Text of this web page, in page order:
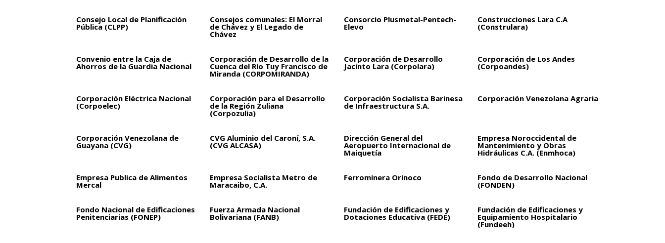
Consejo Local de Planificación
Pública (CLPP)
Consejos comunales: El Morral
de Chávez y El Legado de
Chávez
Consorcio Plusmetal-Pentech-
Elevo
Construcciones Lara C.A
(Construlara)
Convenio entre la Caja de
Ahorros de la Guardia Nacional
Corporación de Desarrollo de la
Cuenca del Río Tuy Francisco de
Miranda (CORPOMIRANDA)
Corporación de Desarrollo
Jacinto Lara (Corpolara)
Corporación de Los Andes
(Corpoandes)
Corporación Eléctrica Nacional
(Corpoelec)
Corporación para el Desarrollo
de la Región Zuliana
(Corpozulia)
Corporación Socialista Barinesa
de Infraestructura S.A.
Corporación Venezolana Agraria
Corporación Venezolana de
Guayana (CVG)
CVG Aluminio del Caroní, S.A.
(CVG ALCASA)
Dirección General del
Aeropuerto Internacional de
Maiquetía
Empresa Noroccidental de
Mantenimiento y Obras
Hidráulicas C.A. (Enmhoca)
Empresa Publica de Alimentos
Mercal
Empresa Socialista Metro de
Maracaibo, C.A.
Ferrominera Orinoco Fondo de Desarrollo Nacional
(FONDEN)
Fondo Nacional de Edificaciones
Penitenciarias (FONEP)
Fuerza Armada Nacional
Bolivariana (FANB)
Fundación de Edificaciones y
Dotaciones Educativa (FEDE)
Fundación de Edificaciones y
Equipamiento Hospitalario
(Fundeeh)